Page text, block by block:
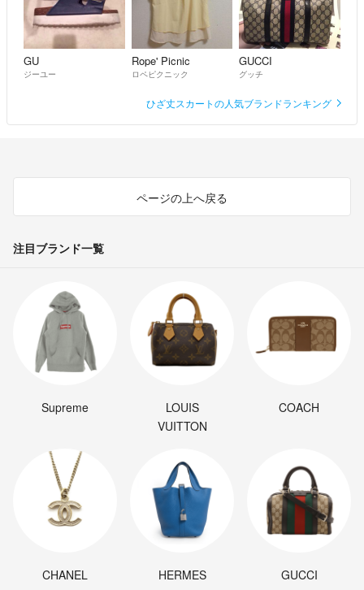
GU
ジーユー
Rope' Picnic
ロペピクニック
GUCCI
グッチ
ひざ丈スカートの人気ブランドランキング
ページの上へ戻る
注目ブランド一覧
Supreme
LOUIS
VUITTON
COACH
CHANEL HERMES GUCCI